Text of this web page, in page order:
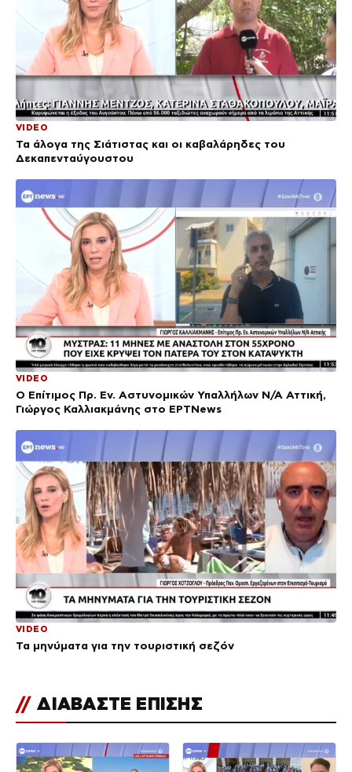
VIDEO
Τα άλογα της Σιάτιστας και οι καβαλάρηδες του
Δεκαπενταύγουστου
VIDEO
Ο Επίτιμος Πρ. Εν. Αστυνομικών Υπαλλήλων Ν/Α Αττική,
Γιώργος Καλλιακμάνης στο ΕΡΤNews
VIDEO
Τα μηνύματα για την τουριστική σεζόν
// ΔΙΑΒΑΣΤΕ ΕΠΙΣΗΣ